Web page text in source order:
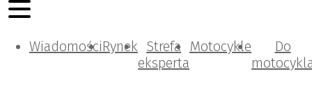
WiadomościRynek Strefa
eksperta
Motocykle
Do